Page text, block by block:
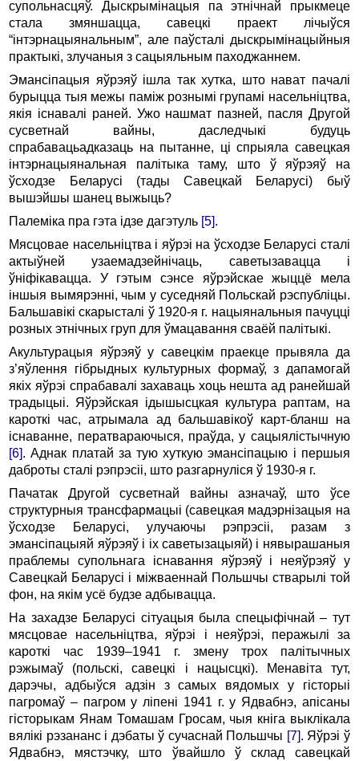
супольнасцяў. Дыскрымінацыя па этнічнай прыкмеце
стала змяншацца, савецкі праект лічыўся
“інтэрнацыянальным”, але паўсталі дыскрымінацыйныя
практыкі, злучаныя з сацыяльным паходжаннем.
Эмансіпацыя яўрэяў ішла так хутка, што нават пачалі
бурыцца тыя межы паміж рознымі групамі насельніцтва,
якія існавалі раней. Ужо нашмат пазней, пасля Другой
сусветнай вайны, даследчыкі будуць
спрабавацьадказаць на пытанне, ці спрыяла савецкая
інтэрнацыянальная палітыка таму, што ў яўрэяў на
ўсходзе Беларусі (тады Савецкай Беларусі) быў
вышэйшы шанец выжыць?
Палеміка пра гэта ідзе дагэтуль [5].
Мясцовае насельніцтва і яўрэі на ўсходзе Беларусі сталі
актыўней узаемадзейнічаць, саветызавацца і
ўніфікавацца. У гэтым сэнсе яўрэйскае жыццё мела
іншыя вымярэнні, чым у суседняй Польскай рэспубліцы.
Бальшавікі скарысталі ў 1920-я г. нацыянальныя пачуцці
розных этнічных груп для ўмацавання сваёй палітыкі.
Акультурацыя яўрэяў у савецкім праекце прывяла да
з’яўлення гібрыдных культурных формаў, з дапамогай
якіх яўрэі спрабавалі захаваць хоць нешта ад ранейшай
традыцыі. Яўрэйская ідышысцкая культура раптам, на
кароткі час, атрымала ад бальшавікоў карт-бланш на
існаванне, ператвараючыся, праўда, у сацыялістычную
[6]. Аднак платай за тую хуткую эмансіпацыю і першыя
даброты сталі рэпрэсіі, што разгарнуліся ў 1930-я г.
Пачатак Другой сусветнай вайны азначаў, што ўсе
структурныя трансфармацыі (савецкая мадэрнізацыя на
ўсходзе Беларусі, улучаючы рэпрэсіі, разам з
эмансіпацыяй яўрэяў і іх саветызацыяй) і нявырашаныя
праблемы супольнага існавання яўрэяў і неяўрэяў у
Савецкай Беларусі і міжваеннай Польшчы стварылі той
фон, на якім усё будзе адбывацца.
На захадзе Беларусі сітуацыя была спецыфічнай – тут
мясцовае насельніцтва, яўрэі і неяўрэі, перажылі за
кароткі час 1939–1941 г. змену трох палітычных
рэжымаў (польскі, савецкі і нацысцкі). Менавіта тут,
дарэчы, адбыўся адзін з самых вядомых у гісторыі
пагромаў – пагром у ліпені 1941 г. у Ядвабнэ, апісаны
гісторыкам Янам Томашам Гросам, чыя кніга выклікала
вялікі рэзананс і дэбаты ў сучаснай Польшчы [7]. Яўрэі ў
Ядвабнэ, мястэчку, што ўвайшло ў склад савецкай